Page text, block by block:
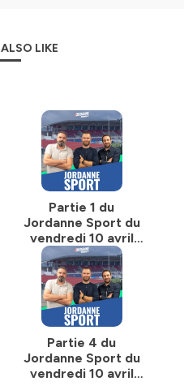
LIKE
Partie 1 du
Jordanne Sport du
vendredi 10 avril
2026
Partie 4 du
Jordanne Sport du
vendredi 10 avril